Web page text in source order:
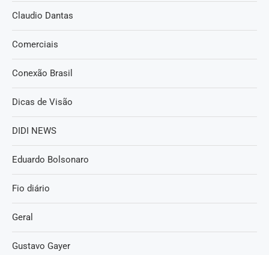
Claudio Dantas
Comerciais
Conexão Brasil
Dicas de Visão
DIDI NEWS
Eduardo Bolsonaro
Fio diário
Geral
Gustavo Gayer